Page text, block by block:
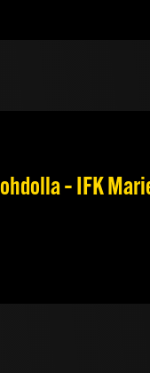
– IFK